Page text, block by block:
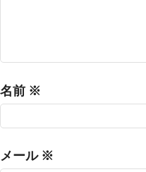
名前 ※
メール ※